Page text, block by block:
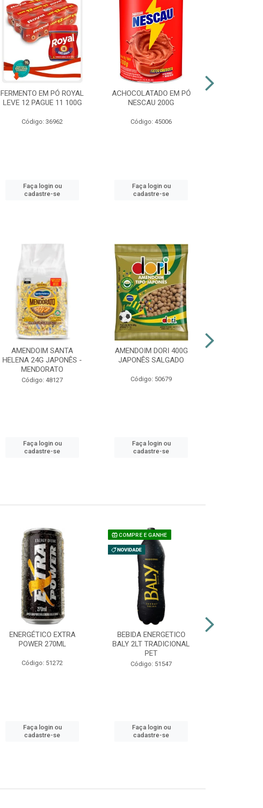
FERMENTO EM PÓ ROYAL
LEVE 12 PAGUE 11 100G
Código: 36962
Faça login ou
cadastre-se
ACHOCOLATADO EM PÓ
NESCAU 200G
Código: 45006
Faça login ou
cadastre-se
AMENDOIM SANTA
HELENA 24G JAPONÊS -
MENDORATO
Código: 48127
Faça login ou
cadastre-se
AMENDOIM DORI 400G
JAPONÊS SALGADO
Código: 50679
Faça login ou
cadastre-se
ENERGÉTICO EXTRA
POWER 270ML
Código: 51272
Faça login ou
cadastre-se
COMPRE E GANHE
BEBIDA ENERGETICO
BALY 2LT TRADICIONAL
PET
Código: 51547
Faça login ou
cadastre-se